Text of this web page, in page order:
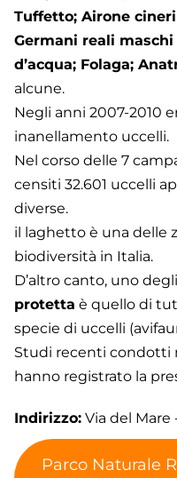
Tuffetto; Airone
Germani reali
d’acqua; Folaga;
alcune.
Negli anni 2007-2010
inanellamento uccelli.
Nel corso delle 7
censiti 32.601 uccelli
diverse.
il laghetto è una delle
biodiversità in Italia.
D’altro canto, uno
protetta è quello di
specie di uccelli
Studi recenti condotti
hanno registrato la
Indirizzo: Via del Mare
Parco Naturale